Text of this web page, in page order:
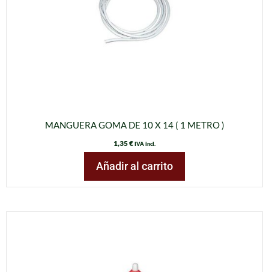
MANGUERA GOMA DE 10 X 14 ( 1 METRO )
1,35€IVA incl.
Añadir al carrito